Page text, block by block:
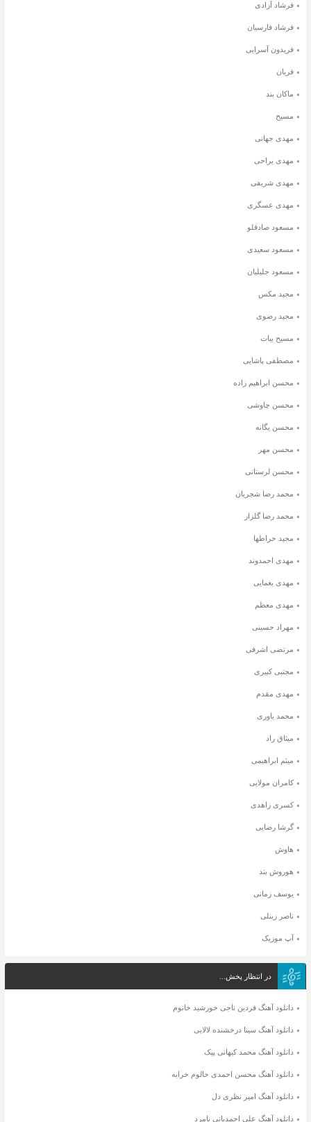
فرشاد آزادی
فرشاد فارسیان
فریدون آسرایی
فریان
ماکان بند
مسیح
مهدی جهانی
مهدی یراحی
مهدی شریفی
مهدی عسگری
مسعود صادقلو
مسعود سعیدی
مسعود جلیلیان
مجید مکس
مجید رضوی
مسیح بیات
مصطفی پاشایی
محسن ابراهیم زاده
محسن چاوشی
محسن یگانه
محسن مهر
محسن لرستانی
محمد رضا شجریان
محمد رضا گلزار
مجید خراطها
مهدی احمدوند
مهدی یغمایی
مهدی معظم
مهراد حسینی
مرتضی اشرفی
مجتبی کبیری
مهدی مقدم
محمد یاوری
میثاق راد
میثم ابراهیمی
کامران مولایی
کسری زاهدی
گرشا رضایی
هاوش
هوروش بند
یوسف زمانی
ناصر زینلی
آپ موزیک
در انتظار پخش...
دانلود آهنگ فردین ناجی خورشید خانوم
دانلود آهنگ سینا درخشنده لالایی
دانلود آهنگ محمد کیهانی پیک
دانلود آهنگ محسن احمدی حالوم خرابه
دانلود آهنگ امیر نظری دل
دانلود آهنگ علی احمدیانی نامرد